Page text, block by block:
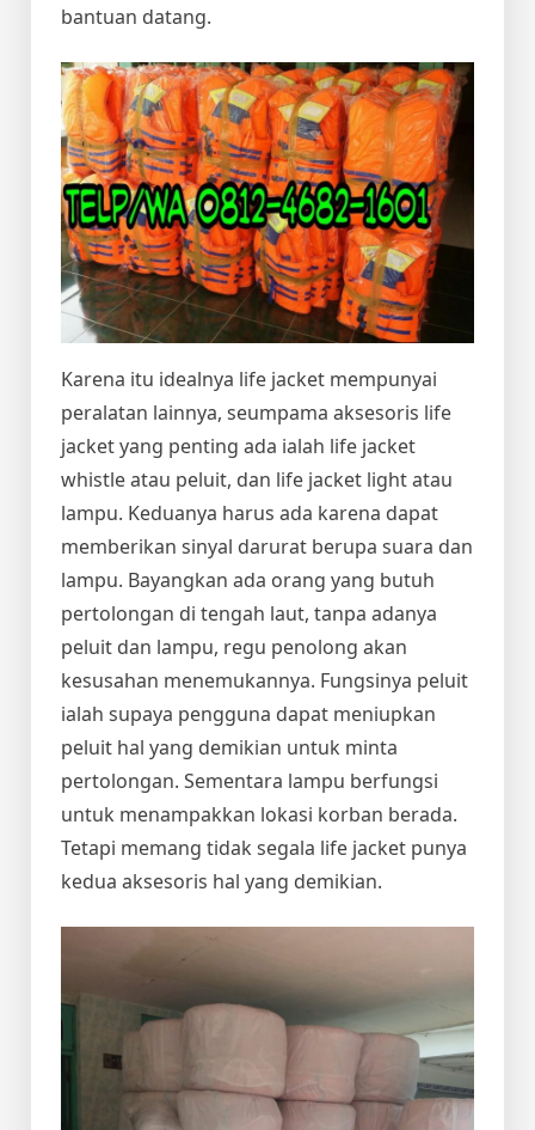
bantuan datang.
Karena itu idealnya life jacket mempunyai
peralatan lainnya, seumpama aksesoris life
jacket yang penting ada ialah life jacket
whistle atau peluit, dan life jacket light atau
lampu. Keduanya harus ada karena dapat
memberikan sinyal darurat berupa suara dan
lampu. Bayangkan ada orang yang butuh
pertolongan di tengah laut, tanpa adanya
peluit dan lampu, regu penolong akan
kesusahan menemukannya. Fungsinya peluit
ialah supaya pengguna dapat meniupkan
peluit hal yang demikian untuk minta
pertolongan. Sementara lampu berfungsi
untuk menampakkan lokasi korban berada.
Tetapi memang tidak segala life jacket punya
kedua aksesoris hal yang demikian.